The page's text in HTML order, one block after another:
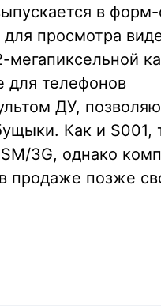
в форм-
просмотра
для телефонов
ДУ,
Как и S001,
3G, однако
продаже позже